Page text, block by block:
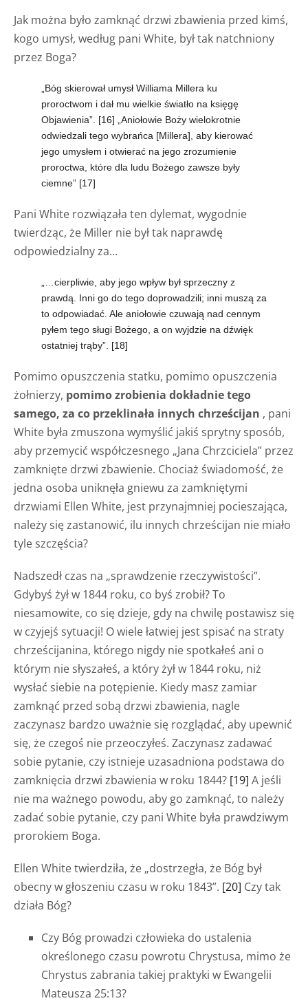
Jak można było zamknąć drzwi zbawienia przed kimś,
kogo umysł, według pani White, był tak natchniony
przez Boga?
„Bóg skierował umysł Williama Millera ku
proroctwom i dał mu wielkie światło na księgę
Objawienia”. [16] „Aniołowie Boży wielokrotnie
odwiedzali tego wybrańca [Millera], aby kierować
jego umysłem i otwierać na jego zrozumienie
proroctwa, które dla ludu Bożego zawsze były
ciemne” [17]
Pani White rozwiązała ten dylemat, wygodnie
twierdząc, że Miller nie był tak naprawdę
odpowiedzialny za…
„…cierpliwie, aby jego wpływ był sprzeczny z
prawdą. Inni go do tego doprowadzili; inni muszą za
to odpowiadać. Ale aniołowie czuwają nad cennym
pyłem tego sługi Bożego, a on wyjdzie na dźwięk
ostatniej trąby”. [18]
Pomimo opuszczenia statku, pomimo opuszczenia
żołnierzy, pomimo zrobienia dokładnie tego
samego, za co przeklinała innych chrześcijan , pani
White była zmuszona wymyślić jakiś sprytny sposób,
aby przemycić współczesnego „Jana Chrzciciela” przez
zamknięte drzwi zbawienie. Chociaż świadomość, że
jedna osoba uniknęła gniewu za zamkniętymi
drzwiami Ellen White, jest przynajmniej pocieszająca,
należy się zastanowić, ilu innych chrześcijan nie miało
tyle szczęścia?
Nadszedł czas na „sprawdzenie rzeczywistości”.
Gdybyś żył w 1844 roku, co byś zrobił? To
niesamowite, co się dzieje, gdy na chwilę postawisz się
w czyjejś sytuacji! O wiele łatwiej jest spisać na straty
chrześcijanina, którego nigdy nie spotkałeś ani o
którym nie słyszałeś, a który żył w 1844 roku, niż
wysłać siebie na potępienie. Kiedy masz zamiar
zamknąć przed sobą drzwi zbawienia, nagle
zaczynasz bardzo uważnie się rozglądać, aby upewnić
się, że czegoś nie przeoczyłeś. Zaczynasz zadawać
sobie pytanie, czy istnieje uzasadniona podstawa do
zamknięcia drzwi zbawienia w roku 1844? [19] A jeśli
nie ma ważnego powodu, aby go zamknąć, to należy
zadać sobie pytanie, czy pani White była prawdziwym
prorokiem Boga.
Ellen White twierdziła, że „dostrzegła, że Bóg był
obecny w głoszeniu czasu w roku 1843”. [20] Czy tak
działa Bóg?
Czy Bóg prowadzi człowieka do ustalenia
określonego czasu powrotu Chrystusa, mimo że
Chrystus zabrania takiej praktyki w Ewangelii
Mateusza 25:13?